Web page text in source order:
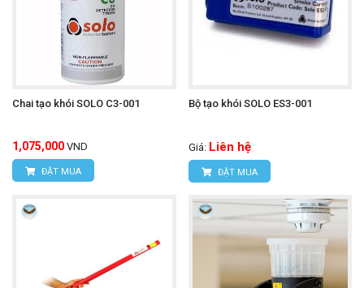
Chai tạo khói SOLO C3-001
1,075,000 VND
ĐẶT MUA
Bộ tạo khói SOLO ES3-001
Giá: Liên hệ
ĐẶT MUA